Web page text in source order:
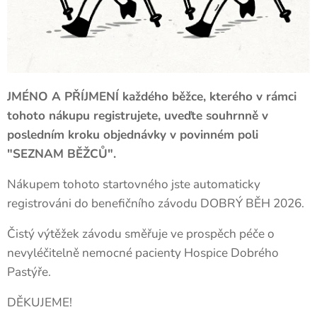
JMÉNO A PŘÍJMENÍ každého běžce, kterého v rámci
tohoto nákupu registrujete, uveďte souhrnně v
posledním kroku objednávky v povinném poli
"SEZNAM BĚŽCŮ".
Nákupem tohoto startovného jste automaticky
registrováni do benefičního závodu DOBRÝ BĚH 2026.
Čistý výtěžek závodu směřuje ve prospěch péče o
nevyléčitelně nemocné pacienty Hospice Dobrého
Pastýře.
DĚKUJEME!